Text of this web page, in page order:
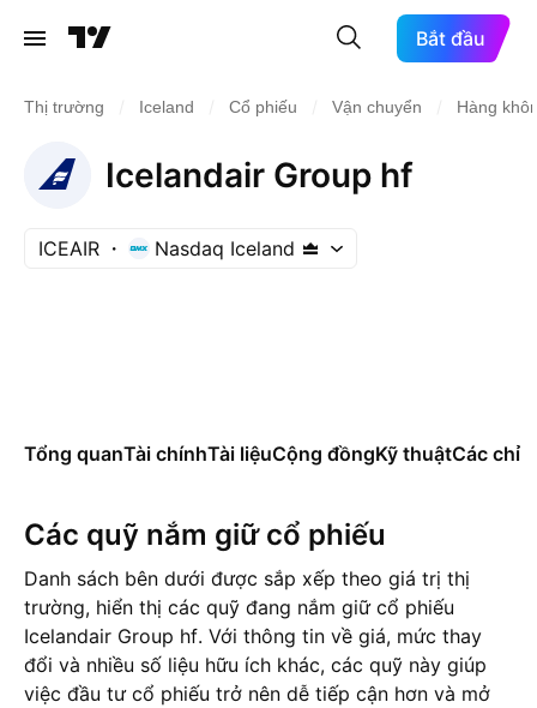
Bắt đầu
Thị trường Iceland Cổ phiếu Vận chuyển Hàng
Icelandair Group hf
ICEAIR Nasdaq Iceland
Tổng quanTài chínhTài liệuCộng đồngKỹ thuậtCác chỉ
Các quỹ nắm giữ cổ phiếu
Danh sách bên dưới được sắp xếp theo giá trị thị
trường, hiển thị các quỹ đang nắm giữ cổ phiếu
Icelandair Group hf. Với thông tin về giá, mức thay
đổi và nhiều số liệu hữu ích khác, các quỹ này giúp
việc đầu tư cổ phiếu trở nên dễ tiếp cận hơn và mở